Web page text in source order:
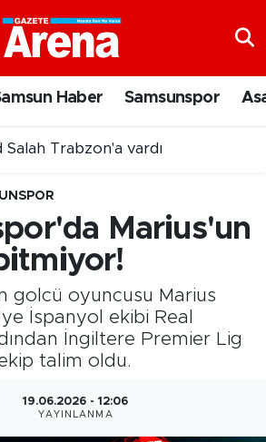
Haber Samsunspor
Gazilere Yönelik Kanun Teklifi Komisyonda
Marius'un
golcü oyuncusu Marius
İspanyol ekibi Real
İngiltere Premier Lig
talim oldu.
19.06.2026 - 12:06
YAYINLANMA
Durumu ve Fikstür